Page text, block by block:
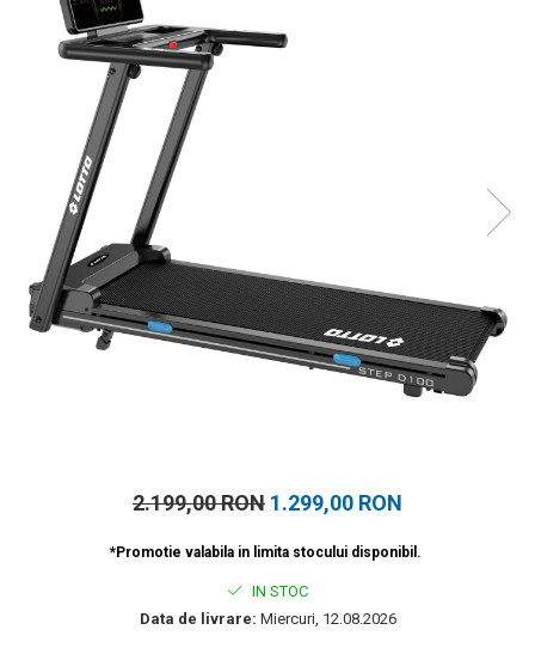
Accesorii inot
Genti si rucsacuri
Tricouri, pantaloni, bluze
Costume profesionale inot
2.199,00 RON 1.299,00 RON
*Promotie valabila in limita stocului disponibil.
IN STOC
Data de livrare: Miercuri, 12.08.2026